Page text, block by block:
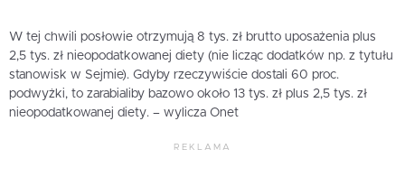
W tej chwili posłowie otrzymują 8 tys. zł brutto uposażenia plus
2,5 tys. zł nieopodatkowanej diety (nie licząc dodatków np. z tytułu
stanowisk w Sejmie). Gdyby rzeczywiście dostali 60 proc.
podwyżki, to zarabialiby bazowo około 13 tys. zł plus 2,5 tys. zł
nieopodatkowanej diety. – wylicza Onet
REKLAMA